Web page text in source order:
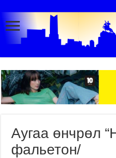
Аугаа өнчрөл
фальетон/